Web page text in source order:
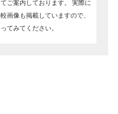
ご案内しております。
実際に
画像も掲載していますので、
てみてください。